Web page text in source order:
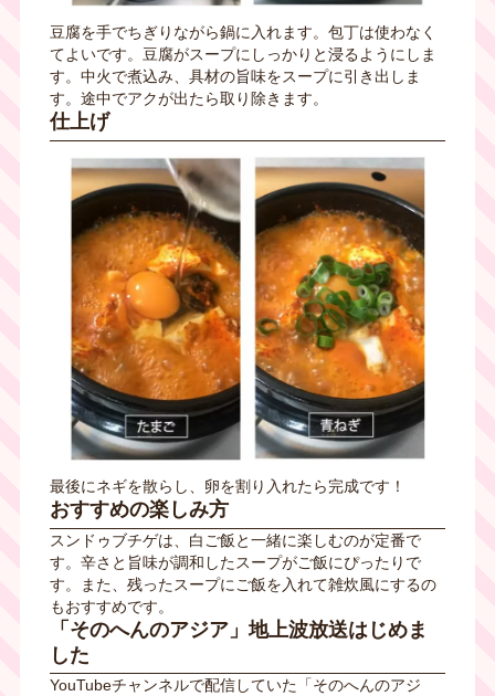
豆腐を手でちぎりながら鍋に入れます。包丁は使わなく
てよいです。豆腐がスープにしっかりと浸るようにしま
す。中火で煮込み、具材の旨味をスープに引き出しま
す。途中でアクが出たら取り除きます。
仕上げ
最後にネギを散らし、卵を割り入れたら完成です！
おすすめの楽しみ方
スンドゥブチゲは、白ご飯と一緒に楽しむのが定番で
す。辛さと旨味が調和したスープがご飯にぴったりで
す。また、残ったスープにご飯を入れて雑炊風にするの
もおすすめです。
「そのへんのアジア」地上波放送はじめま
した
YouTubeチャンネルで配信していた「そのへんのアジ